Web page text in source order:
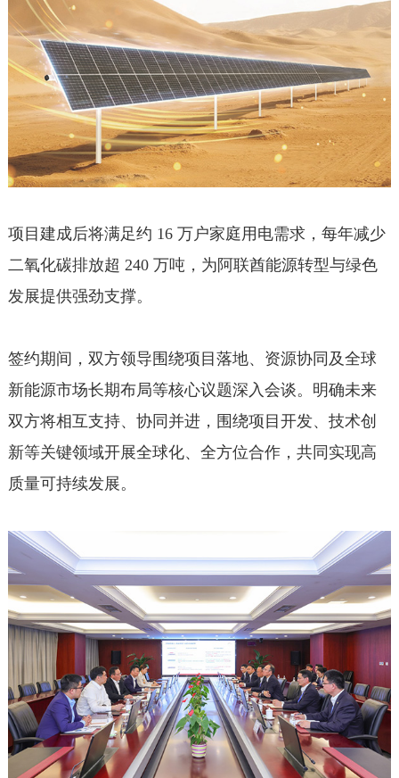
项目建成后将满足约 16 万户家庭用电需求，每年减少
二氧化碳排放超 240 万吨，为阿联酋能源转型与绿色
发展提供强劲支撑。
签约期间，双方领导围绕项目落地、资源协同及全球
新能源市场长期布局等核心议题深入会谈。明确未来
双方将相互支持、协同并进，围绕项目开发、技术创
新等关键领域开展全球化、全方位合作，共同实现高
质量可持续发展。